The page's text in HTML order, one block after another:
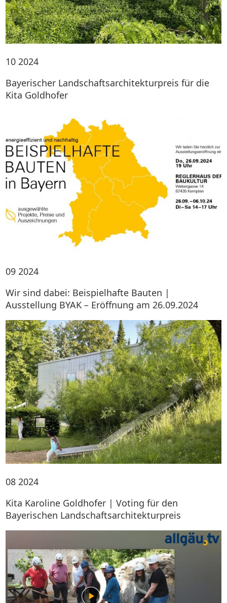
10 2024
Bayerischer Landschaftsarchitekturpreis für die
Kita Goldhofer
09 2024
Wir sind dabei: Beispielhafte Bauten |
Ausstellung BYAK – Eröffnung am 26.09.2024
08 2024
Kita Karoline Goldhofer | Voting für den
Bayerischen Landschaftsarchitekturpreis